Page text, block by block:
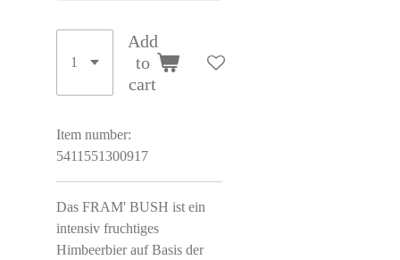
Add
to
cart
Item number:
5411551300917
Das FRAM' BUSH ist ein
intensiv fruchtiges
Himbeerbier auf Basis der